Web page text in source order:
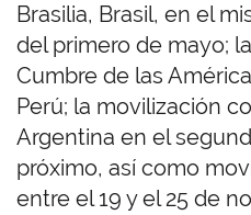
Brasilia, Brasil, en el
del primero de mayo;
Cumbre de las
Perú; la movilización
Argentina en el
próximo, así como
entre el 19 y el 25 de